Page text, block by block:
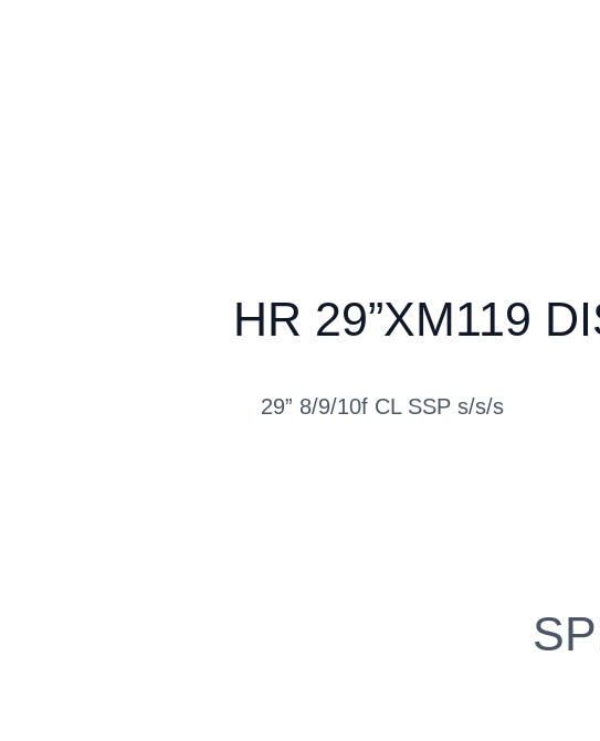
HR 29”XM119
29” 8/9/10f CL SSP s/s/s